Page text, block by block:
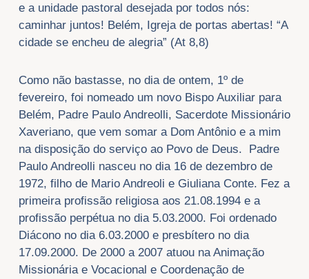
e a unidade pastoral desejada por todos nós:
caminhar juntos! Belém, Igreja de portas abertas! “A
cidade se encheu de alegria” (At 8,8)
Como não bastasse, no dia de ontem, 1º de
fevereiro, foi nomeado um novo Bispo Auxiliar para
Belém, Padre Paulo Andreolli, Sacerdote Missionário
Xaveriano, que vem somar a Dom Antônio e a mim
na disposição do serviço ao Povo de Deus. Padre
Paulo Andreolli nasceu no dia 16 de dezembro de
1972, filho de Mario Andreoli e Giuliana Conte. Fez a
primeira profissão religiosa aos 21.08.1994 e a
profissão perpétua no dia 5.03.2000. Foi ordenado
Diácono no dia 6.03.2000 e presbítero no dia
17.09.2000. De 2000 a 2007 atuou na Animação
Missionária e Vocacional e Coordenação de